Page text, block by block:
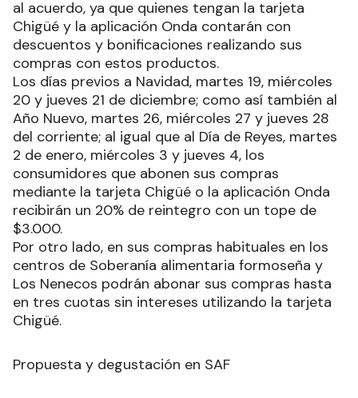
al acuerdo, ya que quienes tengan la tarjeta
Chigüé y la aplicación Onda contarán con
descuentos y bonificaciones realizando sus
compras con estos productos.
Los días previos a Navidad, martes 19, miércoles
20 y jueves 21 de diciembre; como así también al
Año Nuevo, martes 26, miércoles 27 y jueves 28
del corriente; al igual que al Día de Reyes, martes
2 de enero, miércoles 3 y jueves 4, los
consumidores que abonen sus compras
mediante la tarjeta Chigüé o la aplicación Onda
recibirán un 20% de reintegro con un tope de
$3.000.
Por otro lado, en sus compras habituales en los
centros de Soberanía alimentaria formoseña y
Los Nenecos podrán abonar sus compras hasta
en tres cuotas sin intereses utilizando la tarjeta
Chigüé.
Propuesta y degustación en SAF